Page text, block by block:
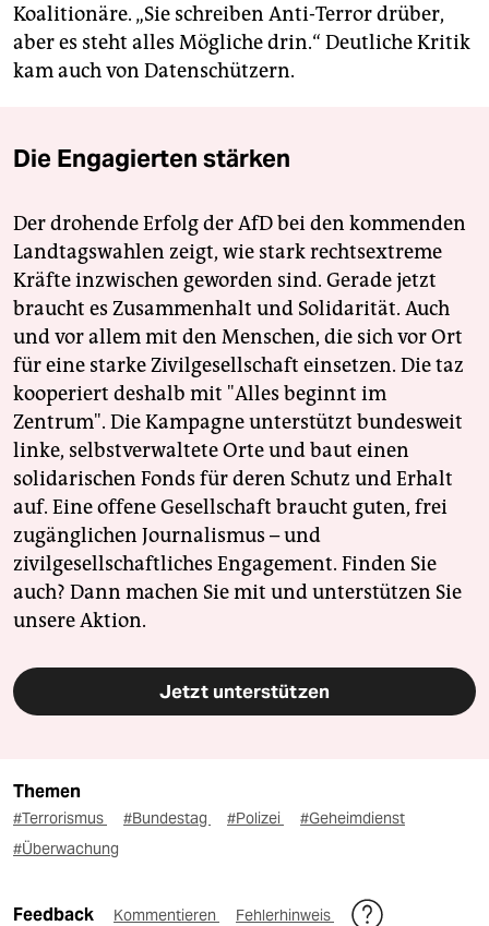
Koalitionäre. „Sie schreiben Anti-Terror drüber,
aber es steht alles Mögliche drin.“ Deutliche Kritik
kam auch von Datenschützern.
Die Engagierten stärken
Der drohende Erfolg der AfD bei den kommenden
Landtagswahlen zeigt, wie stark rechtsextreme
Kräfte inzwischen geworden sind. Gerade jetzt
braucht es Zusammenhalt und Solidarität. Auch
und vor allem mit den Menschen, die sich vor Ort
für eine starke Zivilgesellschaft einsetzen. Die taz
kooperiert deshalb mit "Alles beginnt im
Zentrum". Die Kampagne unterstützt bundesweit
linke, selbstverwaltete Orte und baut einen
solidarischen Fonds für deren Schutz und Erhalt
auf. Eine offene Gesellschaft braucht guten, frei
zugänglichen Journalismus – und
zivilgesellschaftliches Engagement. Finden Sie
auch? Dann machen Sie mit und unterstützen Sie
unsere Aktion.
Jetzt unterstützen
Themen
#Terrorismus #Bundestag #Polizei
#Geheimdienst
#Überwachung
Feedback Kommentieren Fehlerhinweis